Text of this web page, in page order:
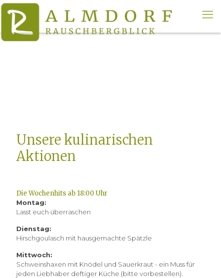
Unsere kulinarischen
Aktionen
Die Wochenhits ab 18:00 Uhr
Montag:
Lasst euch überraschen
Dienstag:
Hirschgoulasch mit hausgemachte Spätzle
Mittwoch:
Schweinshaxen mit Knödel und Sauerkraut - ein Muss für
jeden Liebhaber deftiger Küche (bitte vorbestellen).